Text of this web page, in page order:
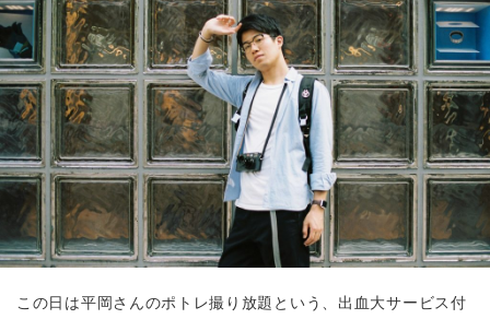
この日は平岡さんのポトレ撮り放題という、出血大サービス付